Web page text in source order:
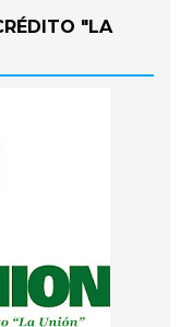
"LA